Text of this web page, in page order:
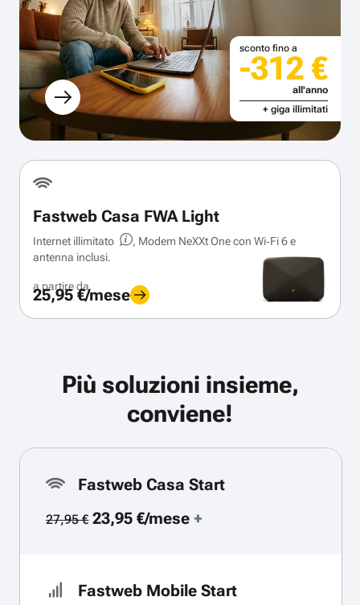
sconto fino a
-312 €
all'anno
+ giga illimitati
Fastweb Casa FWA Light
Internet illimitato
, Modem NeXXt One con Wi‑Fi 6 e
antenna inclusi.
a partire da
25,95 €/mese
Più soluzioni insieme,
conviene!
Fastweb Casa Start
27,95 €23,95 €/mese+
Fastweb Mobile Start